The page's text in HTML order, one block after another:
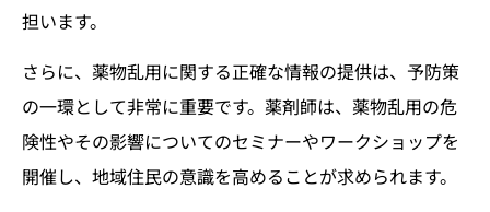
担います。
さらに、薬物乱用に関する正確な情報の提供は、予防策
の一環として非常に重要です。薬剤師は、薬物乱用の危
険性やその影響についてのセミナーやワークショップを
開催し、地域住民の意識を高めることが求められます。